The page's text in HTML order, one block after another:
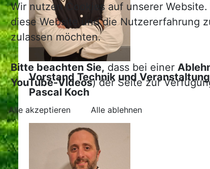
Vorstand Technik und Veranstaltung
Pascal Koch
Wir nutzen Cookies auf unserer
diese Website und die Nutzererfahrung
zulassen möchten.
Bitte beachten Sie, dass bei einer
YouTube-Videos) der Seite zur
Alle akzeptieren Alle ablehnen